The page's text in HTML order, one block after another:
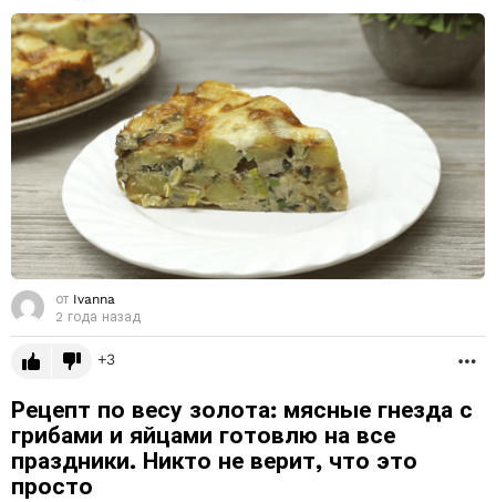
от Ivanna
2 года назад
3
Рецепт по весу золота: мясные гнезда с
грибами и яйцами готовлю на все
праздники. Никто не верит, что это
просто